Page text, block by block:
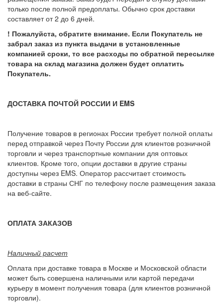
только после полной предоплаты. Обычно срок доставки
составляет от 2 до 6 дней.
! Пожалуйста, обратите внимание. Если Покупатель не
забрал заказ из пункта выдачи в установленные
компанией сроки, то все расходы по обратной пересылке
товара на склад магазина должен будет оплатить
Покупатель.
ДОСТАВКА ПОЧТОЙ РОССИИ И EMS
Получение товаров в регионах России требует полной оплаты
перед отправкой через Почту России для клиентов розничной
торговли и через транспортные компании для оптовых
клиентов. Кроме того, опции доставки в другие страны
доступны через EMS. Оператор рассчитает стоимость
доставки в страны СНГ по телефону после размещения заказа
на веб-сайте.
ОПЛАТА ЗАКАЗОВ
Наличный расчет
Оплата при доставке товара в Москве и Московской области
может быть совершена наличными или картой передачи
курьеру в момент получения товара (для клиентов розничной
торговли).